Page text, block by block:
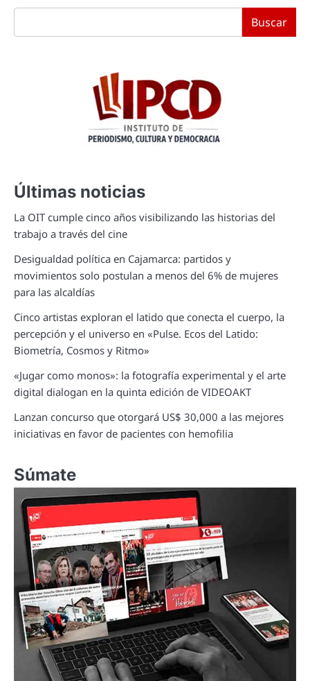
Buscar
Últimas noticias
La OIT cumple cinco años visibilizando las historias del
trabajo a través del cine
Desigualdad política en Cajamarca: partidos y
movimientos solo postulan a menos del 6% de mujeres
para las alcaldías
Cinco artistas exploran el latido que conecta el cuerpo, la
percepción y el universo en «Pulse. Ecos del Latido:
Biometría, Cosmos y Ritmo»
«Jugar como monos»: la fotografía experimental y el arte
digital dialogan en la quinta edición de VIDEOAKT
Lanzan concurso que otorgará US$ 30,000 a las mejores
iniciativas en favor de pacientes con hemofilia
Súmate